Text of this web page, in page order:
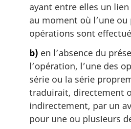
ayant entre elles un
au moment où l’une ou
opérations sont
b) en l’absence du
l’opération, l’une des
série ou la série
traduirait, directement
indirectement, par un
pour une ou plusieurs